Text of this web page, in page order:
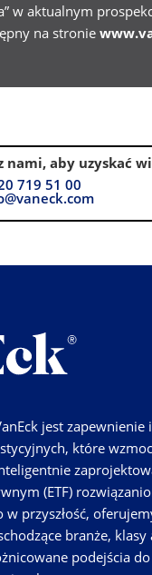
w aktualnym
na stronie
nami, aby uzyskać
719 51 00
jest
które
(ETF)
w przyszłość,
branże,
podejścia